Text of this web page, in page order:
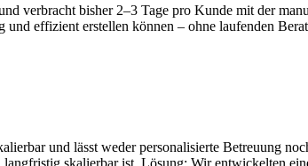
verbracht bisher 2–3 Tage pro Kunde mit der
effizient erstellen können – ohne laufenden
und lässt weder personalisierte Betreuung
skalierbar ist. Lösung: Wir entwickelten